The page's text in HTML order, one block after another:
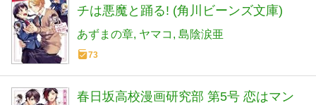
チは悪魔と踊る! (角川ビーンズ文庫)
あずまの章 ヤマコ 島陰涙亜
73
春日坂高校漫画研究部 第5号 恋はマン